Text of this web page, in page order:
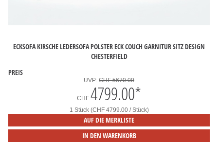
ECKSOFA KIRSCHE LEDERSOFA POLSTER ECK COUCH GARNITUR SITZ DESIGN
CHESTERFIELD
PREIS
UVP: CHF 5670.00
CHF 4799.00*
1 Stück (CHF 4799.00 / Stück)
AUF DIE MERKLISTE
IN DEN WARENKORB